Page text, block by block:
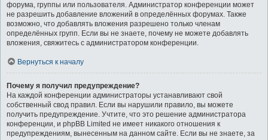
форума, группы или пользователя. Администратор конференции может
не разрешить добавление вложений в определённых форумах. Также
возможно, что добавлять вложения разрешено только членам
определённых групп. Если вы не знаете, почему не можете добавлять
вложения, свяжитесь с администратором конференции.
Вернуться к началу
Почему я получил предупреждение?
На каждой конференции администраторы устанавливают свой
собственный свод правил. Если вы нарушили правило, вы можете
получить предупреждение. Учтите, что это решение администратора
конференции, и phpBB Limited не имеет никакого отношения к
предупреждениям, вынесенным на данном сайте. Если вы не знаете, за